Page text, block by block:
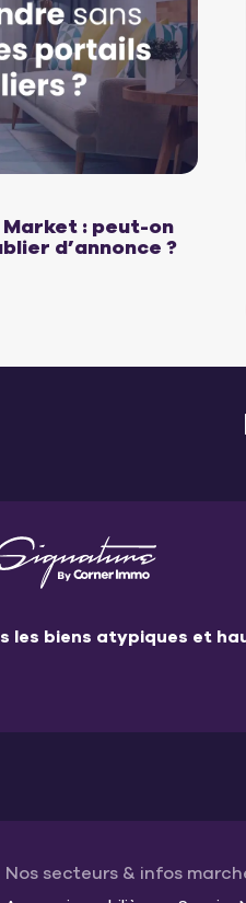
: peut-on
d’annonce ?
les biens atypiques et
Nos secteurs & infos